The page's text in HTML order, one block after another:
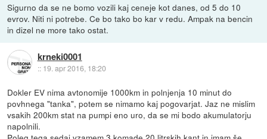
Sigurno da se ne bomo vozili kaj ceneje kot danes, od 5 do 10
evrov. Niti ni potrebe. Ce bo tako bo kar v redu. Ampak na bencin
in dizel ne more tako ostat.
krneki0001
:: 19. apr 2016, 18:20
Dokler EV nima avtonomije 1000km in polnjenja 10 minut do
povhnega "tanka", potem se nimamo kaj pogovarjat. Jaz ne mislim
vsakih 200km stat na pumpi eno uro, da se mi bodo akumulatorju
napolnili.